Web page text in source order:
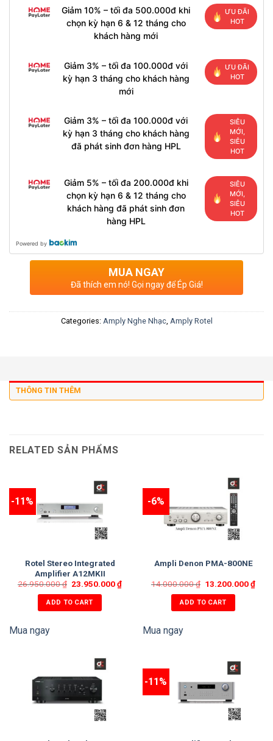
Giảm 10% – tối đa 500.000đ khi
chọn kỳ hạn 6 & 12 tháng cho
khách hàng mới
ƯU ĐÃI
HOT
Giảm 3% – tối đa 100.000đ với
kỳ hạn 3 tháng cho khách hàng
mới
ƯU ĐÃI
HOT
Giảm 3% – tối đa 100.000đ với
kỳ hạn 3 tháng cho khách hàng
đã phát sinh đơn hàng HPL
SIÊU
MỚI,
SIÊU
HOT
Giảm 5% – tối đa 200.000đ khi
chọn kỳ hạn 6 & 12 tháng cho
khách hàng đã phát sinh đơn
hàng HPL
SIÊU
MỚI,
SIÊU
HOT
Powered by
MUA NGAY
Đã thích em nó! Gọi ngay để Ép Giá!
Categories: Amply Nghe Nhạc, Amply Rotel
THÔNG TIN THÊM
RELATED SẢN PHẨMS
-11%
Rotel Stereo Integrated
Amplifier A12MKII
26.950.000₫ 23.950.000₫
ADD TO CART
Mua ngay
-6%
Ampli Denon PMA-800NE
14.000.000₫ 13.200.000₫
ADD TO CART
Mua ngay
-11%